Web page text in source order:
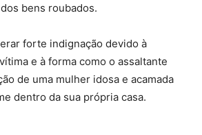
bens roubados.
forte indignação devido à
e à forma como o assaltante
de uma mulher idosa e acamada
dentro da sua própria casa.